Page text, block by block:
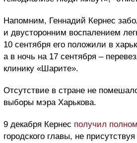
Напомним, Геннадий Кернес
и двусторонним воспалением
10 сентября его положили в
а в ночь на 17 сентября –
клинику «Шарите».
Отсутствие в стране не
выборы мэра Харькова.
9 декабря Кернес получил
городского главы, не